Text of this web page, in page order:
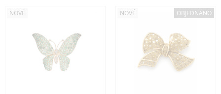
NOVÉ NOVÉ OBJEDNÁNO